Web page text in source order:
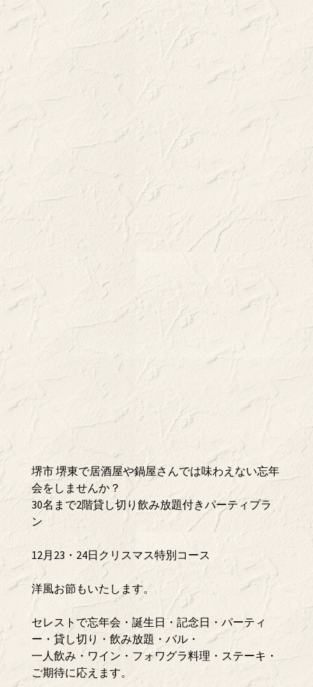
堺市 堺東で居酒屋や鍋屋さんでは味わえない忘年
会をしませんか？
30名まで2階貸し切り飲み放題付きパーティプラ
ン
12月23・24日クリスマス特別コース
洋風お節もいたします。
セレストで忘年会・誕生日・記念日・パーティ
ー・貸し切り・飲み放題・バル・
一人飲み・ワイン・フォワグラ料理・ステーキ・
ご期待に応えます。